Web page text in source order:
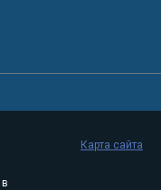
Карта сайта